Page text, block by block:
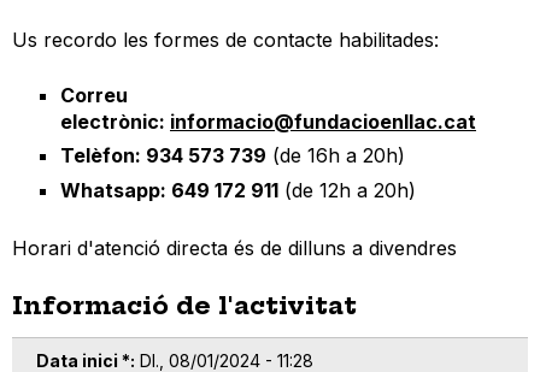
Us recordo les formes de contacte habilitades:
Correu
electrònic: informacio@fundacioenllac.cat
Telèfon: 934 573 739 (de 16h a 20h)
Whatsapp: 649 172 911 (de 12h a 20h)
Horari d'atenció directa és de dilluns a divendres
Informació de l'activitat
Data inici * Dl., 08/01/2024 - 11:28